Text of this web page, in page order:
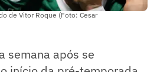
de Vitor Roque (Foto: Cesar
semana após se